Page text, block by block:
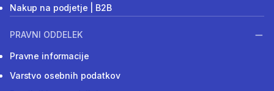
Nakup na podjetje | B2B
PRAVNI ODDELEK
Pravne informacije
Varstvo osebnih podatkov